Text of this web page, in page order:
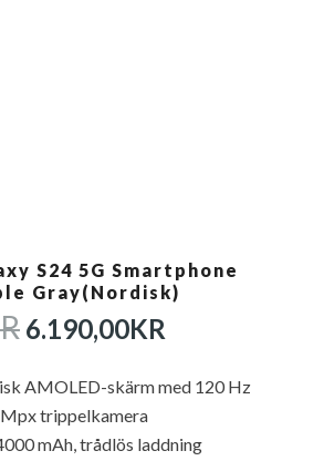
S24 5G Smartphone
Gray(Nordisk)
DET
URSPRUNGLIGA
PRISET
VAR:
9.290,00KR.
6.190,00KR
PRISET
AMOLED-skärm med 120 Hz
trippelkamera
mAh, trådlös laddning